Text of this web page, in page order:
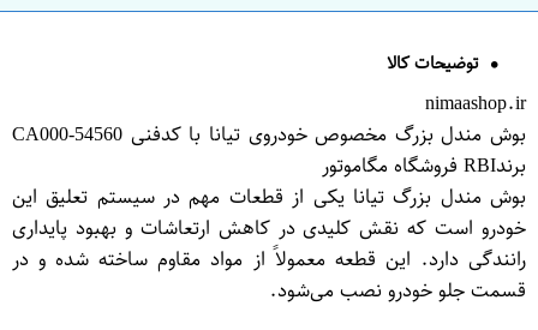
توضیحات کالا
nimaashop.ir
بوش مندل بزرگ مخصوص خودروی تیانا با کدفنی 54560-CA000
برندRBI فروشگاه مگاموتور
بوش مندل بزرگ تیانا یکی از قطعات مهم در سیستم تعلیق این
خودرو است که نقش کلیدی در کاهش ارتعاشات و بهبود پایداری
رانندگی دارد. این قطعه معمولاً از مواد مقاوم ساخته شده و در
قسمت جلو خودرو نصب می‌شود.